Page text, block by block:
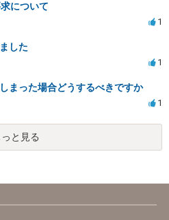
について
1
した
1
まった場合どうするべきですか
1
っと見る